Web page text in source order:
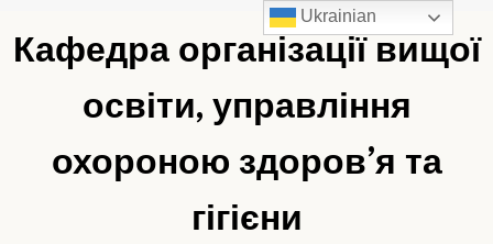
Кафедра організації вищої
освіти, управління
охороною здоров’я та
гігієни
Ukrainian